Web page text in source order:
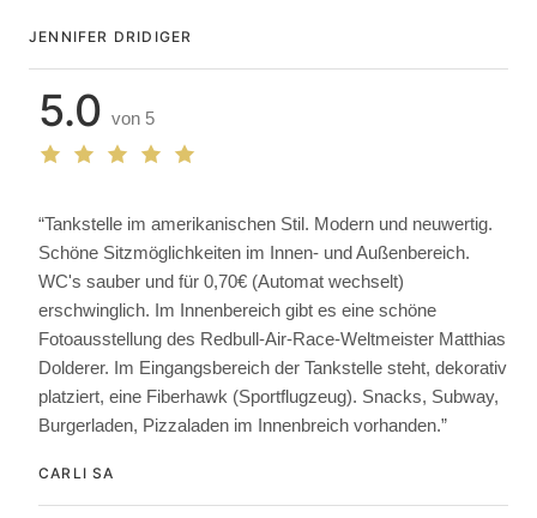
JENNIFER DRIDIGER
5.0 von 5
“Tankstelle im amerikanischen Stil. Modern und neuwertig.
Schöne Sitzmöglichkeiten im Innen- und Außenbereich.
WC's sauber und für 0,70€ (Automat wechselt)
erschwinglich. Im Innenbereich gibt es eine schöne
Fotoausstellung des Redbull-Air-Race-Weltmeister Matthias
Dolderer. Im Eingangsbereich der Tankstelle steht, dekorativ
platziert, eine Fiberhawk (Sportflugzeug). Snacks, Subway,
Burgerladen, Pizzaladen im Innenbreich vorhanden.”
CARLI SA